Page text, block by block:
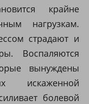
крайне
нагрузкам.
страдают и
Воспаляются
вынуждены
искаженной
болевой